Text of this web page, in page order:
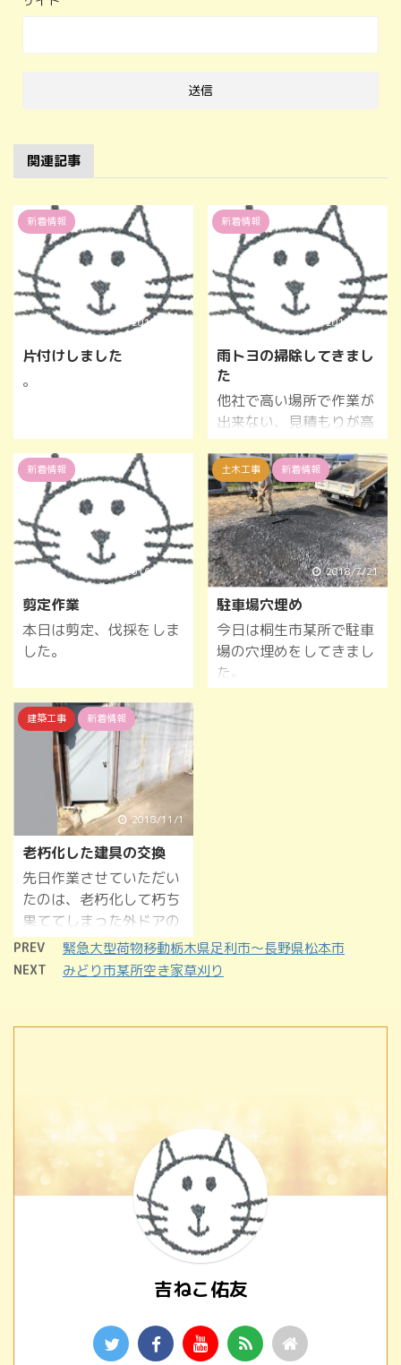
関連記事
新着情報
2016/12/4
片付けしました
。
新着情報
2017/1/19
雨トヨの掃除してきまし
た
他社で高い場所で作業が
出来ない、見積もりが高
い。そんなときには格安
で価格でお仕事お受けし
ますのでお気軽に連絡く
ださい。
新着情報
2016/11/30
剪定作業
本日は剪定、伐採をしま
した。
土木工事 新着情報
2018/7/21
駐車場穴埋め
今日は桐生市某所で駐車
場の穴埋めをしてきまし
た。
建築工事 新着情報
2018/11/1
老朽化した建具の交換
先日作業させていただい
たのは、老朽化して朽ち
果ててしまった外ドアの
作成交換です！
古い木製のドアが朽ち果
PREV 緊急大型荷物移動栃木県足利市～長野県松本市
NEXT みどり市某所空き家草刈り
吉ねこ佑友